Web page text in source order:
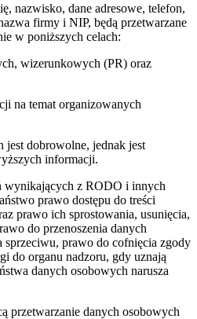
nazwisko, dane adresowe, telefon,
firmy i NIP, będą przetwarzane
w poniższych celach:
wizerunkowych (PR) oraz
na temat organizowanych
jest dobrowolne, jednak jest
informacji.
wynikających z RODO i innych
prawo dostępu do treści
prawo ich sprostowania, usunięcia,
do przenoszenia danych
prawo do cofnięcia zgody
do organu nadzoru, gdy uznają
danych osobowych narusza
przetwarzanie danych osobowych